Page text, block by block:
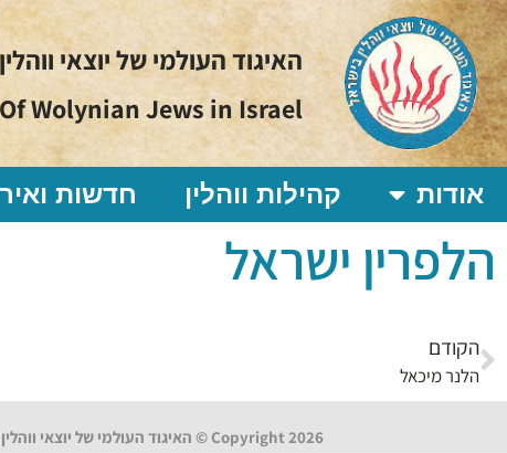
האיגוד העולמי של יוצאי
Wolynian Jews in Israel
אודות קהילות ווהלין חדשות
הלפרין ישראל
הקודם
הלנר מיכאל
Copyright 2026 © האיגוד העולמי של יוצאי ווהלין בישראל